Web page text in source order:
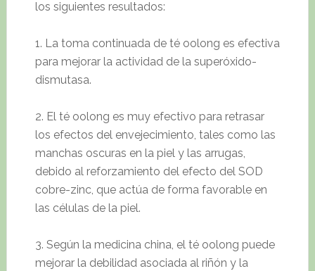
los siguientes resultados:
1. La toma continuada de té oolong es efectiva
para mejorar la actividad de la superóxido-
dismutasa.
2. El té oolong es muy efectivo para retrasar
los efectos del envejecimiento, tales como las
manchas oscuras en la piel y las arrugas,
debido al reforzamiento del efecto del SOD
cobre-zinc, que actúa de forma favorable en
las células de la piel.
3. Según la medicina china, el té oolong puede
mejorar la debilidad asociada al riñón y la